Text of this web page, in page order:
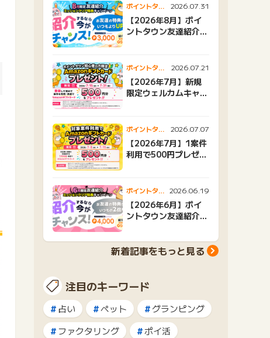
ポイントタウ
ンニュース
2026.07.31
【2026年8月】ポイ
ントタウン友達紹介キ
ポイントタウ
ンニュース
2026.07.21
【2026年7月】新規
限定ウェルカムキャン
ポイントタウ
ンニュース
2026.07.07
【2026年7月】1案件
利用で500円プレゼン
ポイントタウ
ンニュース
2026.06.19
【2026年6月】ポイ
ントタウン友達紹介キ
新着記事をもっと見る
注目のキーワード
占い ペット
グランピング
ファクタリング
ポイ活